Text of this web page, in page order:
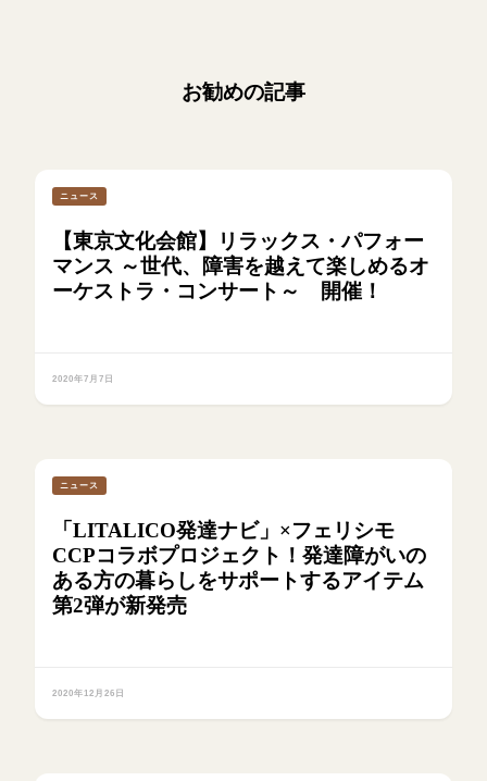
お勧めの記事
ニュース
【東京文化会館】リラックス・パフォー
マンス ～世代、障害を越えて楽しめるオ
ーケストラ・コンサート～ 開催！
2020年7月7日
ニュース
「LITALICO発達ナビ」×フェリシモ
CCPコラボプロジェクト！発達障がいの
ある方の暮らしをサポートするアイテム
第2弾が新発売
2020年12月26日